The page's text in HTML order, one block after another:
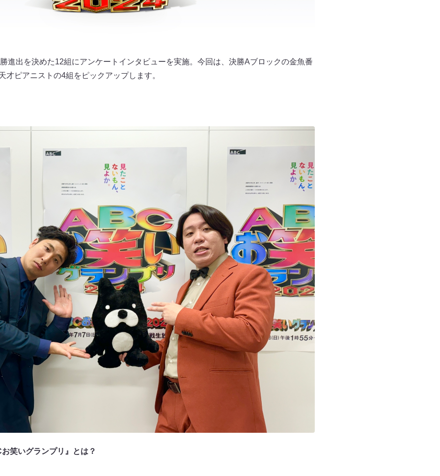
進出を決めた12組にアンケートインタビューを実施。今回は、決勝Aブロックの金魚番
才ピアニストの4組をピックアップします。
笑いグランプリ』とは？